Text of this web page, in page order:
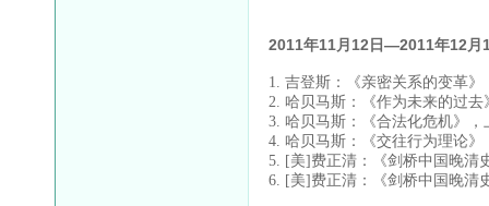
2011年11月12日—2011年12月
1. 吉登斯：《亲密关系的变革
2. 哈贝马斯：《作为未来的过
3. 哈贝马斯：《合法化危机》，
4. 哈贝马斯：《交往行为理论
5. [美]费正清：《剑桥中国晚清
6. [美]费正清：《剑桥中国晚清